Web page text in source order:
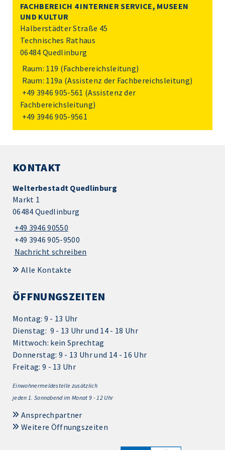
FACHBEREICH 4 INTERNER SERVICE, MUSEEN
UND KULTUR
Halberstädter Straße 45
Technisches Rathaus
06484 Quedlinburg
Raum: 119 (Fachbereichsleitung)
Raum: 119a (Assistenz der Fachbereichsleitung)
+49 3946 905-561 (Assistenz der
Fachbereichsleitung)
+49 3946 905-9561
KONTAKT
Welterbestadt Quedlinburg
Markt 1
06484 Quedlinburg
+49 3946 90550
+49 3946 905-9500
Nachricht schreiben
Alle Kontakte
ÖFFNUNGSZEITEN
Montag: 9 - 13 Uhr
Dienstag: 9 - 13 Uhr und 14 - 18 Uhr
Mittwoch: kein Sprechtag
Donnerstag: 9 - 13 Uhr und 14 - 16 Uhr
Freitag: 9 - 13 Uhr
Einwohnermeldestelle zusätzlich
jeden 1. Sonnabend im Monat 9 - 12 Uhr
Ansprechpartner
Weitere Öffnungszeiten